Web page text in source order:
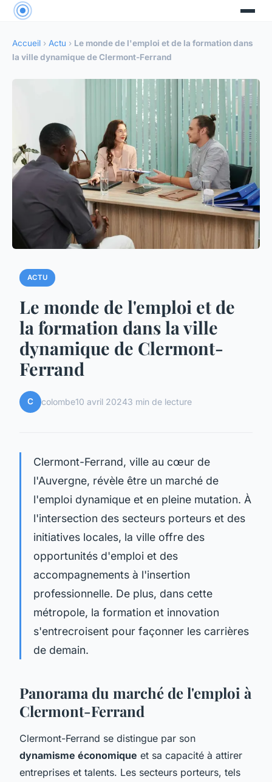
Accueil › Actu › Le monde de l'emploi et de la formation dans
la ville dynamique de Clermont-Ferrand
ACTU
Le monde de l'emploi et de
la formation dans la ville
dynamique de Clermont-
Ferrand
C colombe10 avril 20243 min de lecture
Clermont-Ferrand, ville au cœur de
l'Auvergne, révèle être un marché de
l'emploi dynamique et en pleine mutation. À
l'intersection des secteurs porteurs et des
initiatives locales, la ville offre des
opportunités d'emploi et des
accompagnements à l'insertion
professionnelle. De plus, dans cette
métropole, la formation et innovation
s'entrecroisent pour façonner les carrières
de demain.
Panorama du marché de l'emploi à
Clermont-Ferrand
Clermont-Ferrand se distingue par son
dynamisme économique et sa capacité à attirer
entreprises et talents. Les secteurs porteurs, tels